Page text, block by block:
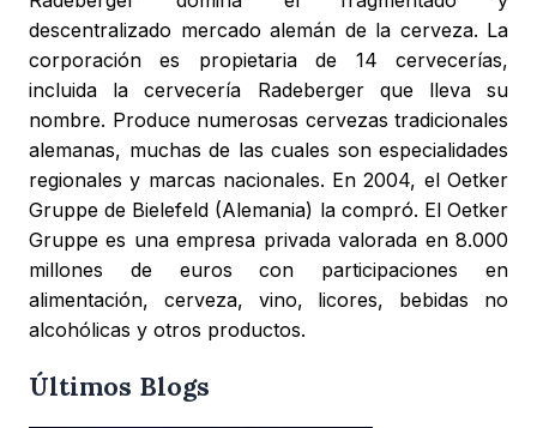
descentralizado mercado alemán de la cerveza. La
corporación es propietaria de 14 cervecerías,
incluida la cervecería Radeberger que lleva su
nombre. Produce numerosas cervezas tradicionales
alemanas, muchas de las cuales son especialidades
regionales y marcas nacionales. En 2004, el Oetker
Gruppe de Bielefeld (Alemania) la compró. El Oetker
Gruppe es una empresa privada valorada en 8.000
millones de euros con participaciones en
alimentación, cerveza, vino, licores, bebidas no
alcohólicas y otros productos.
Últimos Blogs